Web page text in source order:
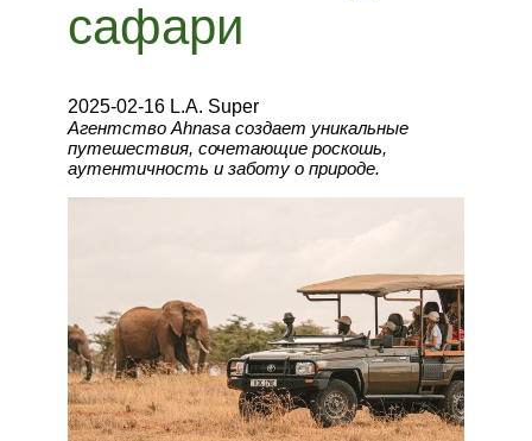
сафари
2025-02-16 L.A. Super
Агентство Ahnasa создает уникальные
путешествия, сочетающие роскошь,
аутентичность и заботу о природе.